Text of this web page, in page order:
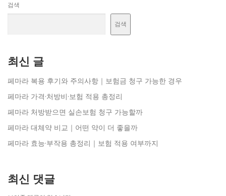
검색
검색
최신 글
페마라 복용 후기와 주의사항｜보험금 청구 가능한 경우
페마라 가격·처방비·보험 적용 총정리
페마라 처방받으면 실손보험 청구 가능할까
페마라 대체약 비교｜어떤 약이 더 좋을까
페마라 효능·부작용 총정리｜보험 적용 여부까지
최신 댓글